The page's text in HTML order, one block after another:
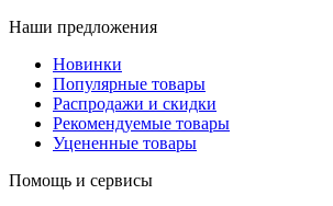
Наши предложения
Новинки
Популярные товары
Распродажи и скидки
Рекомендуемые товары
Уцененные товары
Помощь и сервисы